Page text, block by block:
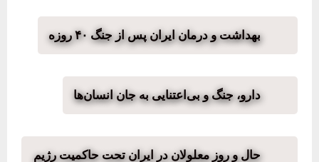
بهداشت و درمان ایران پس از جنگ ۴۰ روزه
دارو، جنگ و بی‌اعتنایی به جان انسان‌ها
حال و روز معلولان در ایران تحت حاکمیت رژیم